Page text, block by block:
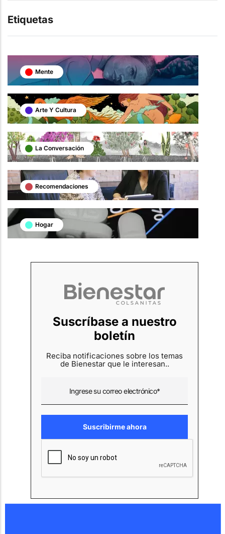
Etiquetas
Mente
Arte Y Cultura
La Conversación
Recomendaciones
Hogar
Suscríbase a nuestro
boletín
Reciba notificaciones sobre los temas
de Bienestar que le interesan..